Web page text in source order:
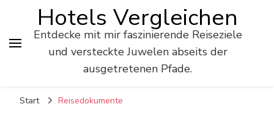
Hotels Vergleichen
Entdecke mit mir faszinierende Reiseziele
und versteckte Juwelen abseits der
ausgetretenen Pfade.
Start Reisedokumente